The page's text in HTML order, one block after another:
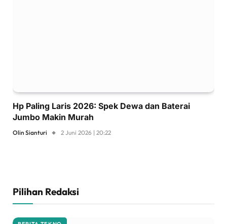
Hp Paling Laris 2026: Spek Dewa dan Baterai
Jumbo Makin Murah
Olin Sianturi 2 Juni 2026 | 20:22
Pilihan Redaksi